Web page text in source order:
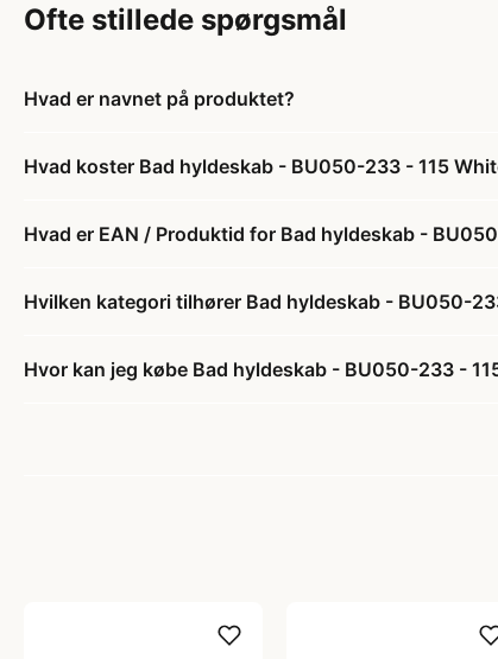
Ofte stillede spørgsmål
Hvad er navnet på produktet?
Hvad koster Bad hyldeskab - BU050-233 - 115
Hvad er EAN / Produktid for Bad hyldeskab -
Hvilken kategori tilhører Bad hyldeskab - BU050-
Hvor kan jeg købe Bad hyldeskab - BU050-233 -